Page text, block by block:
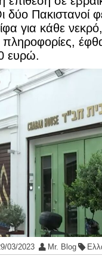
δύο Πακιστανοί
για κάθε
ευρώ.
03/2023 Mr. Blog